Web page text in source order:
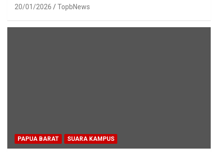
20/01/2026 TopbNews
PAPUA BARAT SUARA KAMPUS